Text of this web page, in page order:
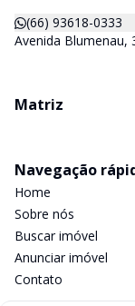
(66) 93618-0333
Avenida Blumenau,
Matriz
Navegação
Home
Sobre nós
Buscar imóvel
Anunciar imóvel
Contato